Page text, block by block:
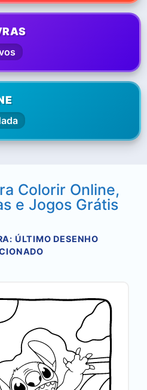
Colorir Online,
e Jogos Grátis
ÚLTIMO DESENHO